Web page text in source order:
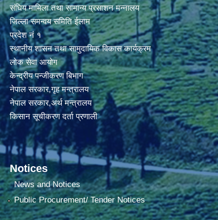
संघिय मामिला तथा सामान्य प्रसाशन मन्नालय
जिल्ला समन्वय समिति ईलाम
प्रदेश नं १
स्थानीय शासन तथा सामुदायिक विकास कार्यक्रम
लोक सेवा आयोग
केन्द्रीय पन्जीकरण बिभाग
नेपाल सरकार,गृह मन्त्रालय
नेपाल सरकार,अर्थ मन्त्रालय
किसान सूचीकरण दर्ता प्रणाली
Notices
News and Notices
Public Procurement/ Tender Notices